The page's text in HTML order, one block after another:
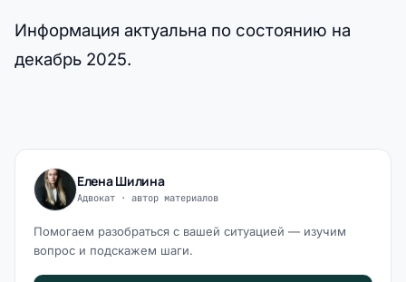
Информация актуальна по состоянию на
декабрь 2025.
Елена Шилина
Адвокат · автор материалов
Помогаем разобраться с вашей ситуацией — изучим
вопрос и подскажем шаги.